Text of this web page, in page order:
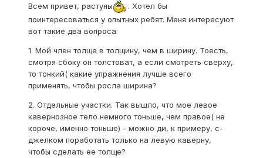
Всем привет, растуны
. Хотел бы
поинтересоваться у опытных ребят. Меня интересуют
вот такие два вопроса:
1. Мой член толще в толщину, чем в ширину. Тоесть,
смотря сбоку он толстоват, а если смотреть сверху,
то тонкий( какие упражнения лучше всего
применять, чтобы росла ширина?
2. Отдельные участки. Так вышло, что мое левое
кавернозное тело немного тоньше, чем правое( не
короче, именно тоньше) - можно ди, к примеру, с-
джелком поработать только на левую каверну,
чтобы сделать ее толще?